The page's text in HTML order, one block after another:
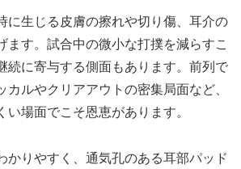
に生じる皮膚の擦れや切り傷、耳介の
ます。試合中の微小な打撲を減らすこ
続に寄与する側面もあります。前列で
カルやクリアアウトの密集局面など、
い場面でこそ恩恵があります。
かりやすく、通気孔のある耳部パッド